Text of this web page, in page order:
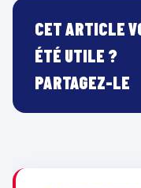
CET ARTICLE
ÉTÉ UTILE ?
PARTAGEZ-LE